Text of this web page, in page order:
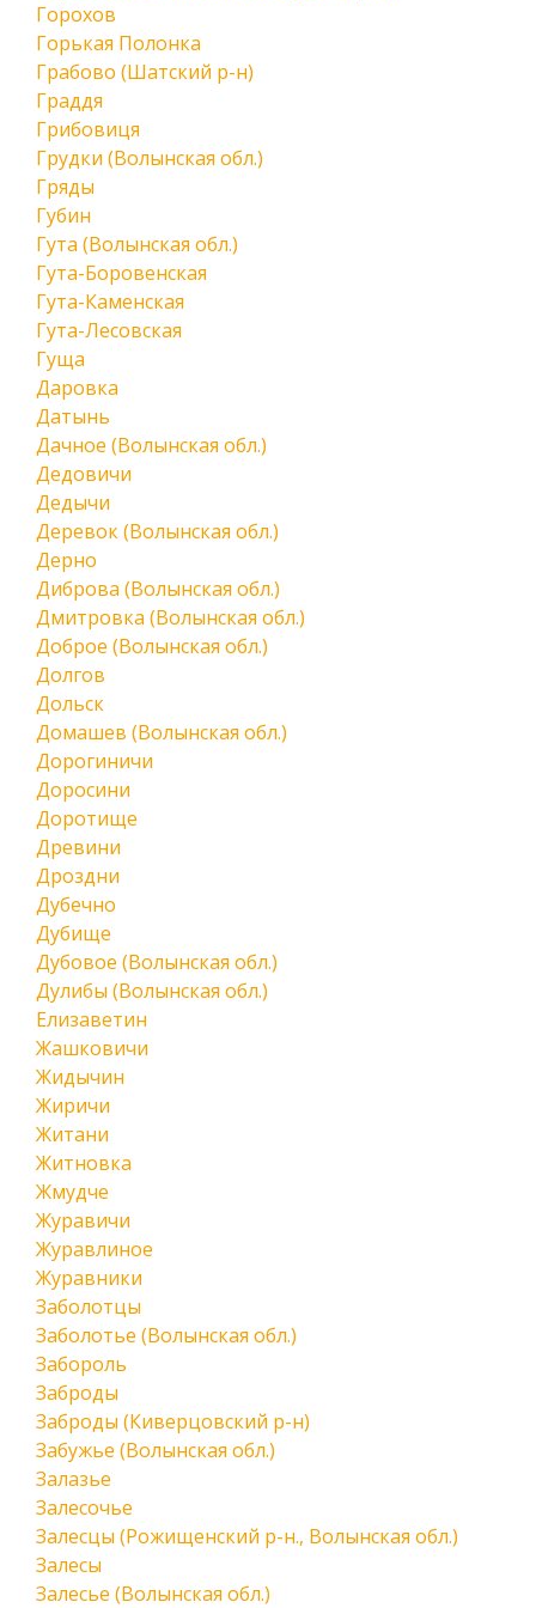
Горохов
Горькая Полонка
Грабово (Шатский р-н)
Граддя
Грибовиця
Грудки (Волынская обл.)
Гряды
Губин
Гута (Волынская обл.)
Гута-Боровенская
Гута-Каменская
Гута-Лесовская
Гуща
Даровка
Датынь
Дачное (Волынская обл.)
Дедовичи
Дедычи
Деревок (Волынская обл.)
Дерно
Диброва (Волынская обл.)
Дмитровка (Волынская обл.)
Доброе (Волынская обл.)
Долгов
Дольск
Домашев (Волынская обл.)
Дорогиничи
Доросини
Доротище
Древини
Дроздни
Дубечно
Дубище
Дубовое (Волынская обл.)
Дулибы (Волынская обл.)
Елизаветин
Жашковичи
Жидычин
Жиричи
Житани
Житновка
Жмудче
Журавичи
Журавлиное
Журавники
Заболотцы
Заболотье (Волынская обл.)
Забороль
Заброды
Заброды (Киверцовский р-н)
Забужье (Волынская обл.)
Залазье
Залесочье
Залесцы (Рожищенский р-н., Волынская обл.)
Залесы
Залесье (Волынская обл.)